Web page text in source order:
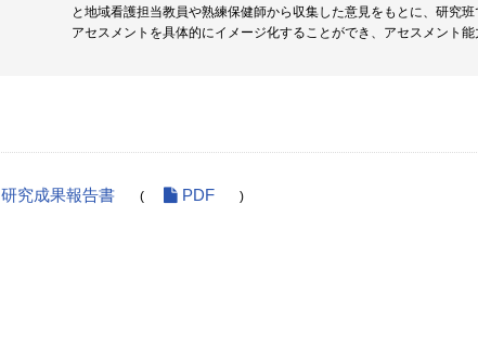
と地域看護担当教員や熟練保健師から収集した意見をもとに、研究
アセスメントを具体的にイメージ化することができ、アセスメント
研究成果報告書 ( PDF )